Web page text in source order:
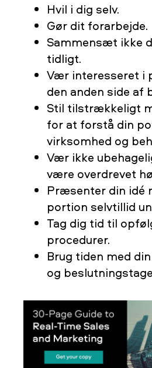
Hvil i dig selv.
Gør dit forarbejde.
Sammensæt ikke
tidligt.
Vær interesseret i
den anden side af
Stil tilstrækkeligt
for at forstå din
virksomhed og
Vær ikke
være overdrevet
Præsenter din idé
portion selvtillid
Tag dig tid til
procedurer.
Brug tiden med
og